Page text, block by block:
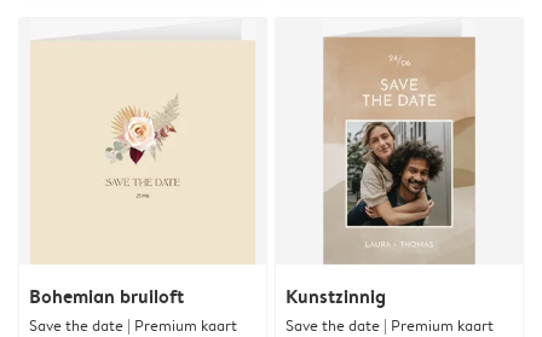
Bohemian bruiloft
Save the date | Premium kaart
Kunstzinnig
Save the date | Premium kaart